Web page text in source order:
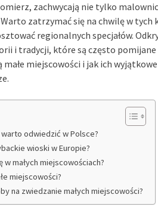
zachwycają nie tylko
zatrzymać się na chwilę w tych
regionalnych specjałów.
i tradycji, które są często
małe miejscowości i jak ich
odwiedzić w Polsce?
wioski w Europie?
małych miejscowościach?
miejscowości?
na zwiedzanie małych miejscowości?